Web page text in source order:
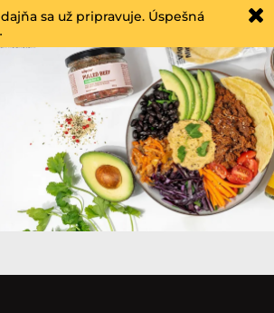
sa už pripravuje. Úspešná